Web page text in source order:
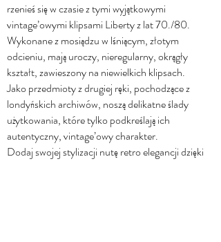
rzenieś się w czasie z tymi wyjątkowymi
vintage’owymi klipsami Liberty z lat 70./80.
Wykonane z mosiądzu w lśniącym, złotym
odcieniu, mają uroczy, nieregularny, okrągły
kształt, zawieszony na niewielkich klipsach.
Jako przedmioty z drugiej ręki, pochodzące z
londyńskich archiwów, noszą delikatne ślady
użytkowania, które tylko podkreślają ich
autentyczny, vintage’owy charakter.
Dodaj swojej stylizacji nutę retro elegancji dzięki